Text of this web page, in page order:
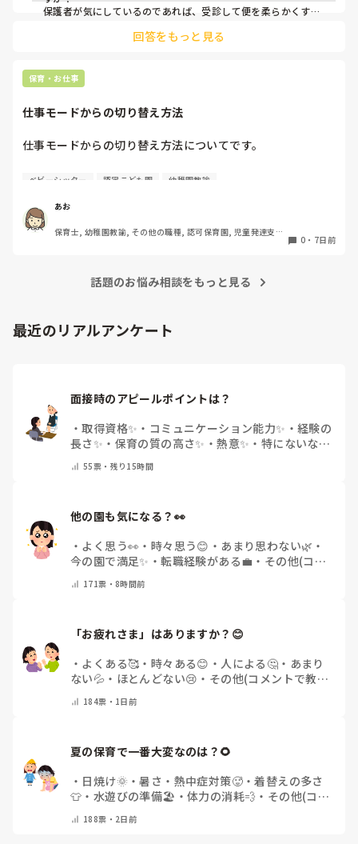
保護者が気にしているのであれば、受診して便を柔らかくする
じた便秘薬をもらうことをお勧めします。
ラブレという飲み物が合うお子さんもいるようです。
色々試されているかと思いますが、本人が1番きついです。
回答をもっと見る
保育・お仕事
仕事モードからの切り替え方法
仕事モードからの切り替え方法についてです。
お休みの日に仕事のことを考えると自分でも切り替えは意識
っています。。
みなさんがどうやって切り替えているかを教えてほしいで
す！
ン(お茶を飲んだり)を入れたりしています。
ベビーシッター 認定こども園 幼稚園教諭
あお
保育士, 幼稚園教諭, その他の職種, 認可保育園, 児童発達支援
0 ・ 7日前
話題のお悩み相談をもっと見る
最近のリアルアンケート
面接時のアピールポイントは？
・取得資格✨ ・ コミュニケーション能力✨ ・ 経験の
長さ✨ ・ 保育の質の高さ✨ ・熱意✨ ・ 特にないな・
55票・ 残り15時間
他の園も気になる？👀
・ よく思う👀 ・ 時々思う😊 ・ あまり思わない🌿 ・
今の園で満足✨ ・転職経験がある💼 ・ その他(コメ
171票・ 8時間前
「お疲れさま」はありますか？😊
・ よくある🥰 ・ 時々ある😊 ・ 人による🤔 ・ あまり
ない💦 ・ ほとんどない😢 ・ その他(コメントで教え
184票・ 1日前
夏の保育で一番大変なのは？🌻
・ 日焼け🌞 ・暑さ・熱中症対策🥵・着替えの多さ
👕 ・ 水遊びの準備🏖️ ・ 体力の消耗💨 ・ その他(コメ
188票・ 2日前